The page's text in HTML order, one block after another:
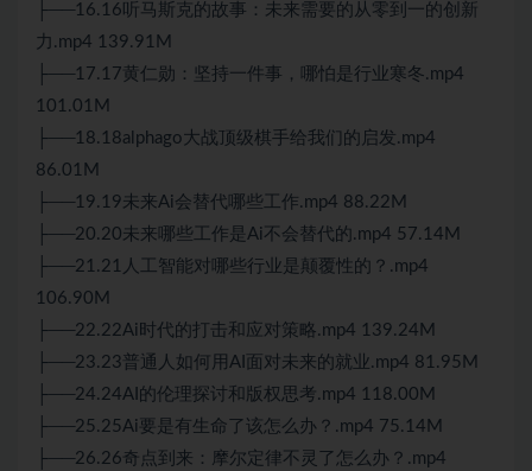
├──16.16听马斯克的故事：未来需要的从零到一的创新
力.mp4 139.91M
├──17.17黄仁勋：坚持一件事，哪怕是行业寒冬.mp4
101.01M
├──18.18alphago大战顶级棋手给我们的启发.mp4
86.01M
├──19.19未来Ai会替代哪些工作.mp4 88.22M
├──20.20未来哪些工作是Ai不会替代的.mp4 57.14M
├──21.21人工智能对哪些行业是颠覆性的？.mp4
106.90M
├──22.22Ai时代的打击和应对策略.mp4 139.24M
├──23.23普通人如何用AI面对未来的就业.mp4 81.95M
├──24.24AI的伦理探讨和版权思考.mp4 118.00M
├──25.25Ai要是有生命了该怎么办？.mp4 75.14M
├──26.26奇点到来：摩尔定律不灵了怎么办？.mp4